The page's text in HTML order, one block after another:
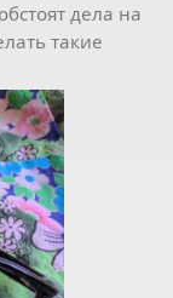
дела на
такие